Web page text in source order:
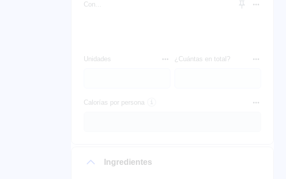
Con...
Unidades ¿Cuántas en total?
Calorías por persona
Ingredientes